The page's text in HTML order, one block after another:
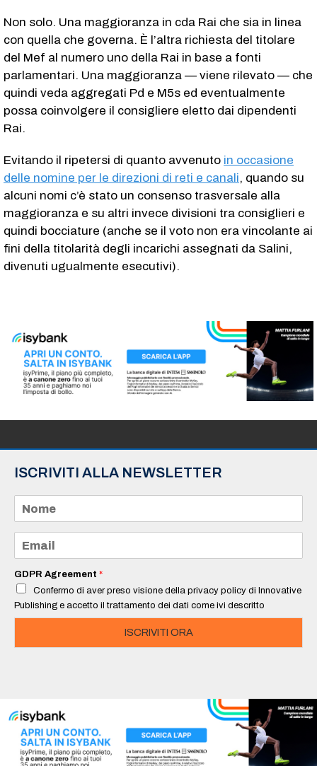
Non solo. Una maggioranza in cda Rai che sia in linea
con quella che governa. È l’altra richiesta del titolare
del Mef al numero uno della Rai in base a fonti
parlamentari. Una maggioranza — viene rilevato — che
quindi veda aggregati Pd e M5s ed eventualmente
possa coinvolgere il consigliere eletto dai dipendenti
Rai.
Evitando il ripetersi di quanto avvenuto in occasione
delle nomine per le direzioni di reti e canali, quando su
alcuni nomi c’è stato un consenso trasversale alla
maggioranza e su altri invece divisioni tra consiglieri e
quindi bocciature (anche se il voto non era vincolante ai
fini della titolarità degli incarichi assegnati da Salini,
divenuti ugualmente esecutivi).
ISCRIVITI ALLA NEWSLETTER
m
e
a
i
*
GDPR Agreement *
Confermo di aver preso visione della privacy policy di Innovative
Publishing e accetto il trattamento dei dati come ivi descritto
ISCRIVITI ORA